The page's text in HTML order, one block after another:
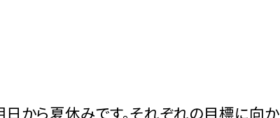
から夏休みです。それぞれの目標に向か